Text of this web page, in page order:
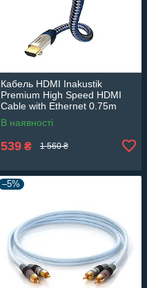
Кабель HDMI Inakustik
Premium High Speed HDMI
Cable with Ethernet 0.75m
В наявності
539 ₴ 1 560 ₴
–5%